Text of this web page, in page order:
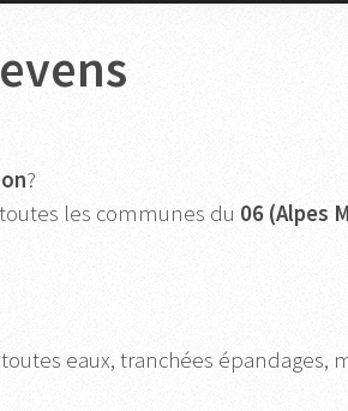
?
les communes du 06 (Alpes
eaux, tranchées épandages,